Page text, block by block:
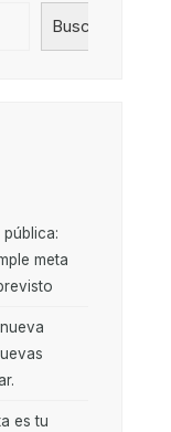
Buscar
meta
es tu